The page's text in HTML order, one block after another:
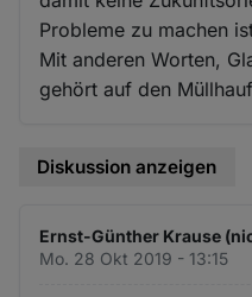
Probleme zu machen
Mit anderen Worten,
gehört auf den
Diskussion anzeigen
Ernst-Günther Krause
Mo. 28 Okt 2019 - 13:15